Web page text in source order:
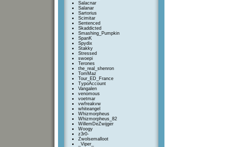
Salacnar
Salanar
Sartorius
Scimitar
Sentenced
Skaddicted
Smashing_Pumpkin
SpanK
Spydix
Stakky
Stressed
swoepi
Terones
the_real_shenron
TomMaz
Tour_ED_France
TypoAccount
Vangalen
venomous
voetmar
vwfreakvw
whiteangel
Whizmorpheus
Whizmorpheus_82
WillemDeZwijger
Woogy
z3r0-
Zwolsemalloot
_Viper_